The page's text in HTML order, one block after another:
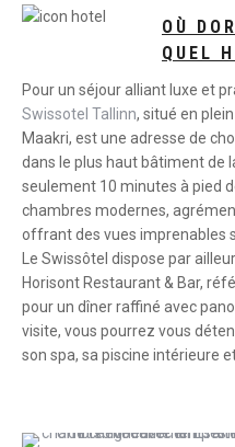
OÙ
QUEL
Pour un séjour alliant luxe et
Swissotel Tallinn, situé en
Maakri, est une adresse de
dans le plus haut bâtiment de
seulement 10 minutes à pied
chambres modernes,
offrant des vues imprenables
Le Swissôtel dispose par
Horisont Restaurant & Bar,
pour un dîner raffiné avec
visite, vous pourrez vous
son spa, sa piscine intérieure